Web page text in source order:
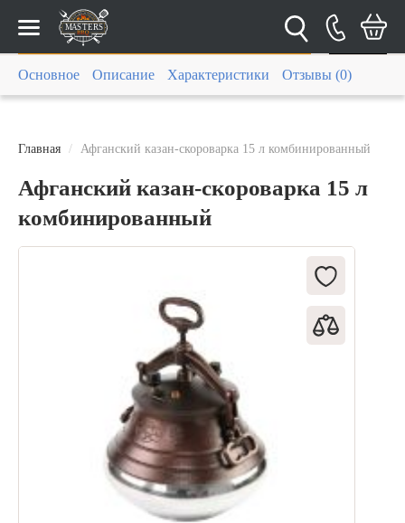
Каталог
Главная Афганский казан-скороварка 15 л комбинированный
Афганский казан-скороварка 15 л
комбинированный
Основное Описание Характеристики Отзывы (0)